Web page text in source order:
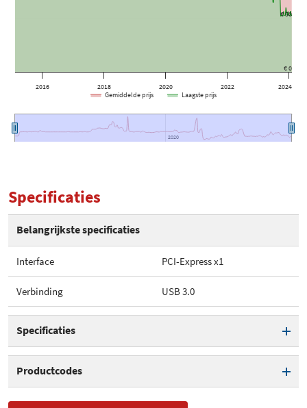
2016 2018 2020 2022 2024
2020
2020
€ 0
€ 50
Gemiddelde prijs Laagste prijs
Specificaties
Belangrijkste specificaties
Interface PCI-Express x1
Verbinding USB 3.0
Specificaties
Verbinding USB 3.0
Productcodes
SKU
PEXUSB3S42V